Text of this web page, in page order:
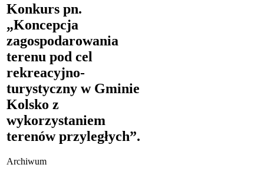
Konkurs pn.
„Koncepcja
zagospodarowania
terenu pod cel
rekreacyjno-
turystyczny w Gminie
Kolsko z
wykorzystaniem
terenów przyległych”.
Archiwum